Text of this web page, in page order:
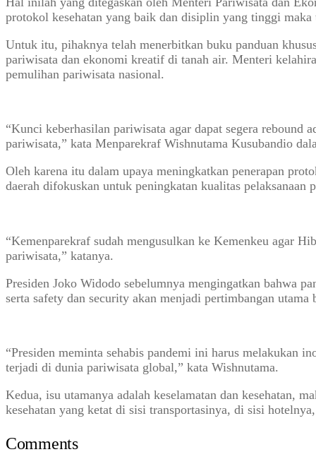
protokol kesehatan yang baik dan disiplin yang tinggi
Untuk itu, pihaknya telah menerbitkan buku panduan
pariwisata dan ekonomi kreatif di tanah air. Menteri
pemulihan pariwisata nasional.
“Kunci keberhasilan pariwisata agar dapat segera rebound
pariwisata,” kata Menparekraf Wishnutama Kusubandio
Oleh karena itu dalam upaya meningkatkan penerapan
daerah difokuskan untuk peningkatan kualitas
“Kemenparekraf sudah mengusulkan ke Kemenkeu agar
pariwisata,” katanya.
Presiden Joko Widodo sebelumnya mengingatkan bahwa
serta safety dan security akan menjadi pertimbangan utama
“Presiden meminta sehabis pandemi ini harus melakukan
terjadi di dunia pariwisata global,” kata Wishnutama.
Kedua, isu utamanya adalah keselamatan dan kesehatan,
kesehatan yang ketat di sisi transportasinya, di sisi
Comments